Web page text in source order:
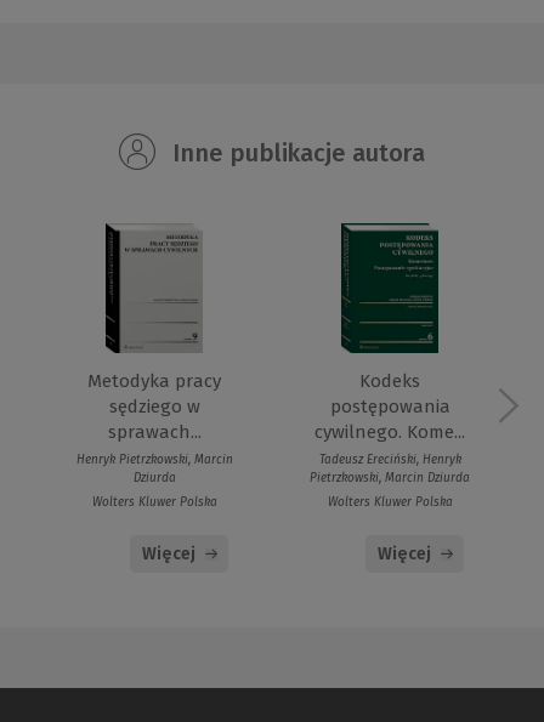
Inne publikacje autora
Metodyka pracy
sędziego w
sprawach...
Henryk Pietrzkowski, Marcin
Dziurda
Wolters Kluwer Polska
Więcej
Kodeks
postępowania
cywilnego. Kome...
Tadeusz Ereciński, Henryk
Pietrzkowski, Marcin Dziurda
Wolters Kluwer Polska
Więcej